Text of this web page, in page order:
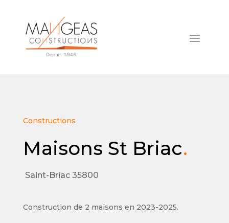
Constructions
Maisons St Briac.
Saint-Briac 35800
Construction de 2 maisons en 2023-2025.